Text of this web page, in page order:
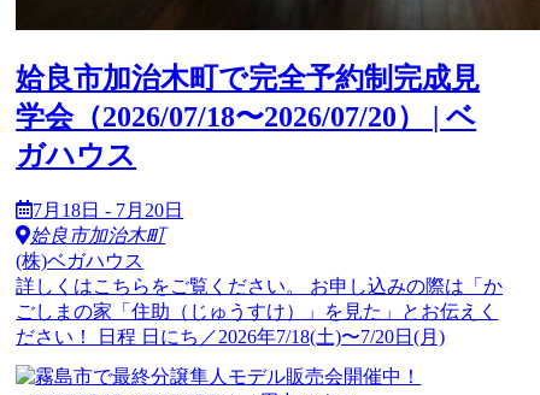
姶良市加治木町で完全予約制完成見
学会（2026/07/18〜2026/07/20） | ベ
ガハウス
7月18日 - 7月20日
姶良市加治木町
(株)ベガハウス
詳しくはこちらをご覧ください。 お申し込みの際は「か
ごしまの家「住助（じゅうすけ）」を見た」とお伝えく
ださい！ 日程 日にち／2026年7/18(土)〜7/20日(月)